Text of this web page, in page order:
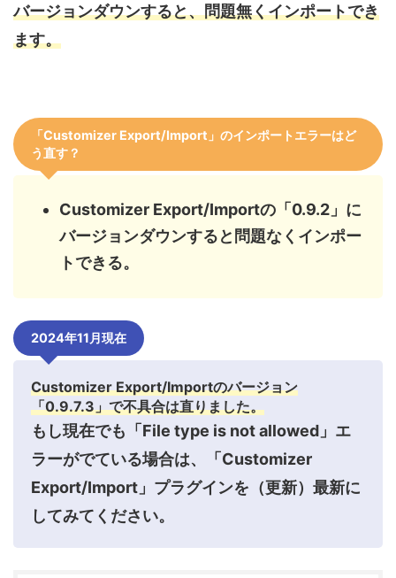
バージョンダウンすると、問題無くインポートでき
ます。
「Customizer Export/Import」のインポートエラーはど
う直す？
Customizer Export/Importの「0.9.2」に
バージョンダウンすると問題なくインポー
トできる。
2024年11月現在
Customizer Export/Importのバージョン
「0.9.7.3」で不具合は直りました。
もし現在でも「File type is not allowed」エ
ラーがでている場合は、「Customizer
Export/Import」プラグインを（更新）最新に
してみてください。